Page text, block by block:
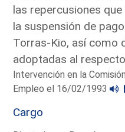
las repercusiones
la suspensión de
Torras-Kio, así como
adoptadas al
Intervención en la
Empleo el 16/02/1993
Cargo